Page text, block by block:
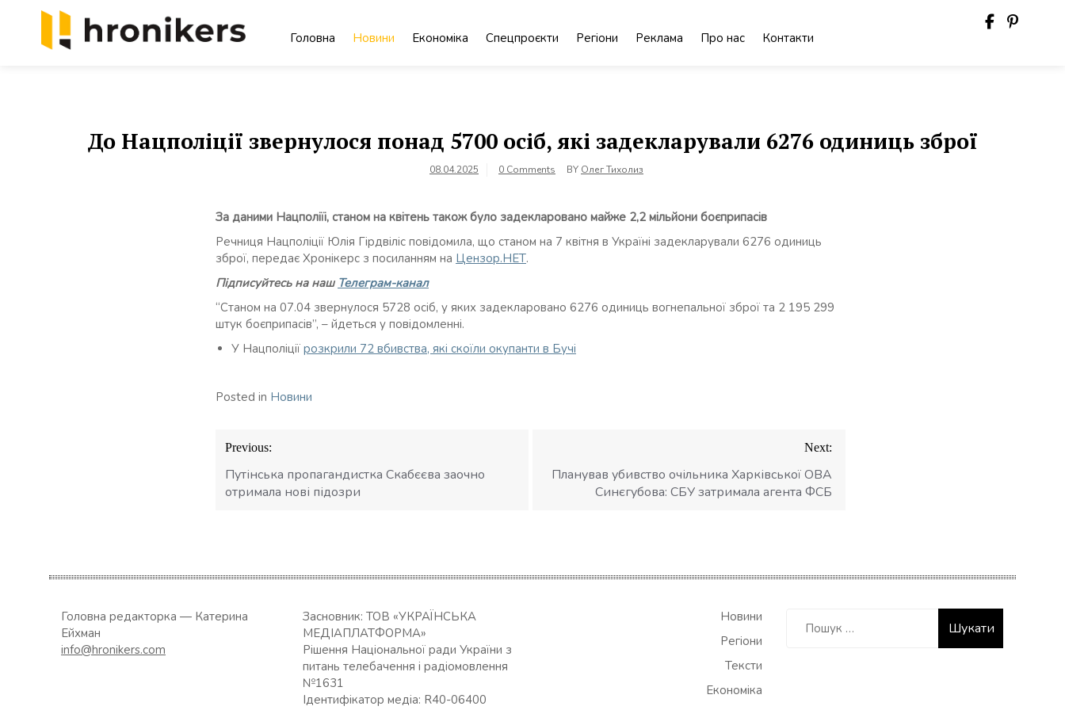
Головна Новини Економіка Спецпроєкти Регіони Реклама Про нас Контакти
До Нацполіції звернулося понад 5700 осіб, які задекларували 6276 одиниць зброї
08.04.2025 0 Comments BY Олег Тихолиз
За даними Нацполіїі, станом на квітень також було задекларовано майже 2,2 мільйони боєприпасів
Речниця Нацполіції Юлія Гірдвіліс повідомила, що станом на 7 квітня в Україні задекларували 6276 одиниць
зброї, передає Хронікерс з посиланням на Цензор.НЕТ.
Підписуйтесь на наш Телеграм-канал
“Станом на 07.04 звернулося 5728 осіб, у яких задекларовано 6276 одиниць вогнепальної зброї та 2 195 299
штук боєприпасів”, – йдеться у повідомленні.
У Нацполіції розкрили 72 вбивства, які скоїли окупанти в Бучі
Posted in Новини
Навігація
записів
Previous:
Путінська пропагандистка Скабєєва заочно
отримала нові підозри
Next:
Планував убивство очільника Харківської ОВА
Синєгубова: СБУ затримала агента ФСБ
Головна редакторка — Катерина
Ейхман
info@hronikers.com
Засновник: ТОВ «УКРАЇНСЬКА
МЕДІАПЛАТФОРМА»
Рішення Національної ради України з
питань телебачення і радіомовлення
№1631
Ідентифікатор медіа: R40-06400
Новини
Регіони
Тексти
Економіка